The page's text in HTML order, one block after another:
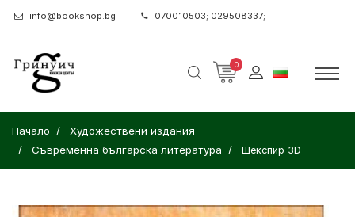
info@bookshop.bg 070010503; 029508337;
0
Начало
Художествени издания
Съвременна българска литература
Шекспир 3D